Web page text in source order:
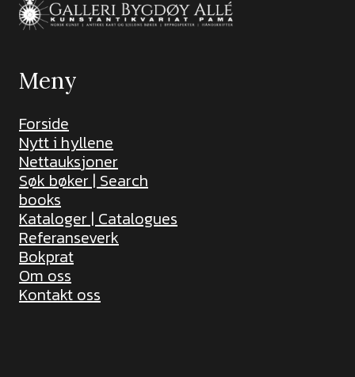
Meny
Forside
Nytt i hyllene
Nettauksjoner
Søk bøker | Search
books
Kataloger | Catalogues
Referanseverk
Bokprat
Om oss
Kontakt oss